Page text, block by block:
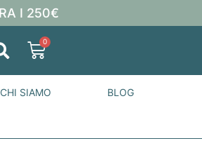
I 250€
0
CHI SIAMO BLOG